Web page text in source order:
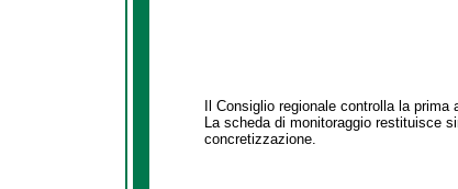
Il Consiglio regionale controlla la
La scheda di monitoraggio restituisce
concretizzazione.